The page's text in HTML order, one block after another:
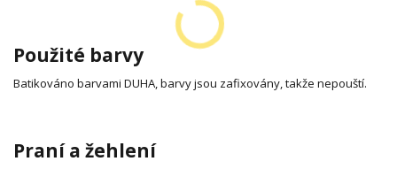
Použité barvy
Batikováno barvami DUHA, barvy jsou zafixovány, takže nepouští.
Praní a žehlení